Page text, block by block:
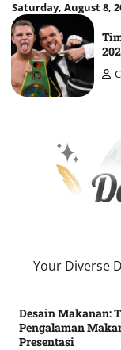
Skip
to
content
Saturday, August 8,
Your Diverse
Desain Makanan:
Pengalaman
Presentasi